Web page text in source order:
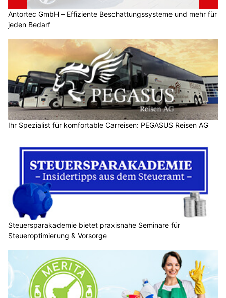
Antortec GmbH – Effiziente Beschattungssysteme und mehr für
jeden Bedarf
Ihr Spezialist für komfortable Carreisen: PEGASUS Reisen AG
Steuersparakademie bietet praxisnahe Seminare für
Steueroptimierung & Vorsorge